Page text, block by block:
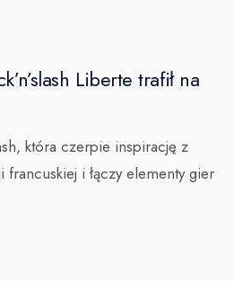
Liberte trafił na
która czerpie inspirację z
i łączy elementy gier